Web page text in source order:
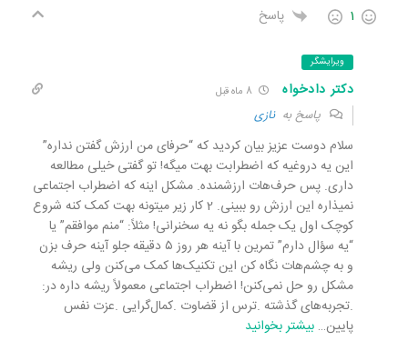
1 پاسخ
ویرایشگر
دکتر دادخواه
پاسخ بهنازی
سلام دوست عزیز بیان کردید که “حرفای من ارزش گفتن نداره”
این یه دروغیه که اضطرابت بهت میگه! تو گفتی خیلی مطالعه
داری. پس حرف‌هات ارزشمنده. مشکل اینه که اضطراب اجتماعی
نمیذاره این ارزش رو ببینی. 2 کار زیر میتونه بهت کمک کنه شروع
کوچک اول یک جمله بگو نه یه سخنرانی! مثلاً: “منم موافقم” یا
“یه سؤال دارم” تمرین با آینه هر روز ۵ دقیقه جلو آینه حرف بزن
و به چشم‌هات نگاه کن این تکنیک‌ها کمک می‌کنن ولی ریشه
مشکل رو حل نمی‌کنن! اضطراب اجتماعی معمولاً ریشه داره در:
.تجربه‌های گذشته .ترس از قضاوت .کمال‌گرایی .عزت نفس
پایین… بیشتر بخوانید